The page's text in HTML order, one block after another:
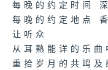
每晚的约定时间
每晚的约定地点
让听众
从耳熟能详的乐曲
重拾岁月的共鸣及